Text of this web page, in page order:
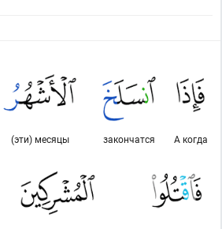
А когда
закончатся
(эти) месяцы